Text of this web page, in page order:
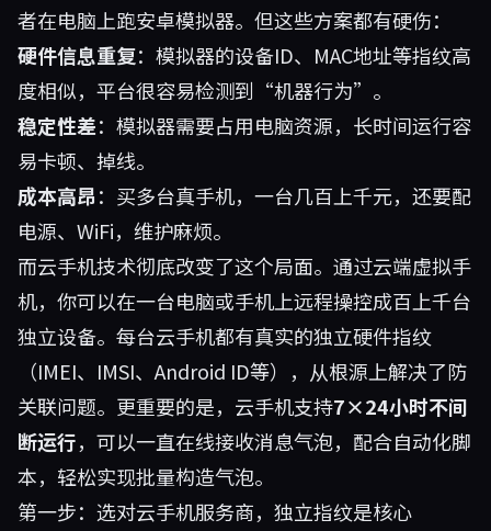
者在电脑上跑安卓模拟器。但这些方案都有硬伤：
硬件信息重复：模拟器的设备ID、MAC地址等指纹高
度相似，平台很容易检测到“机器行为”。
稳定性差：模拟器需要占用电脑资源，长时间运行容
易卡顿、掉线。
成本高昂：买多台真手机，一台几百上千元，还要配
电源、WiFi，维护麻烦。
而云手机技术彻底改变了这个局面。通过云端虚拟手
机，你可以在一台电脑或手机上远程操控成百上千台
独立设备。每台云手机都有真实的独立硬件指纹
（IMEI、IMSI、Android ID等），从根源上解决了防
关联问题。更重要的是，云手机支持7×24小时不间
断运行，可以一直在线接收消息气泡，配合自动化脚
本，轻松实现批量构造气泡。
第一步：选对云手机服务商，独立指纹是核心